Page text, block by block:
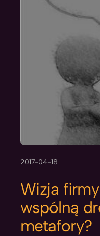
2017-04-18
Wizja
wspólną
metafory?